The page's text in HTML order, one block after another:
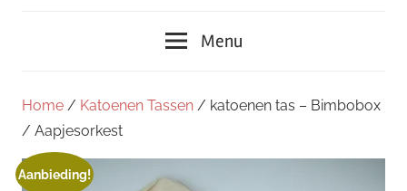
Menu
Home / Katoenen Tassen / katoenen tas – Bimbobox
/ Aapjesorkest
Aanbieding!